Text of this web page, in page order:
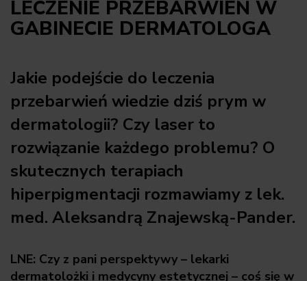
LECZENIE PRZEBARWIEŃ W
GABINECIE DERMATOLOGA
Jakie podejście do leczenia
przebarwień wiedzie dziś prym w
dermatologii? Czy laser to
rozwiązanie każdego problemu? O
skutecznych terapiach
hiperpigmentacji rozmawiamy z lek.
med. Aleksandrą Znajewską-Pander.
LNE: Czy z pani perspektywy – lekarki
dermatolożki i medycyny estetycznej – coś się w